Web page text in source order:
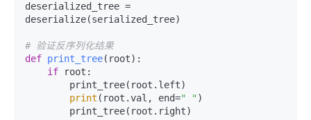
deserialized_tree =
deserialize(serialized_tree)
# 验证反序列化结果
def print_tree( root):
if root:
print (root.val, end=" " )